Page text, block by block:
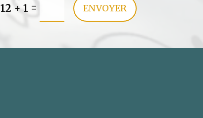
12 + 1 = ENVOYER